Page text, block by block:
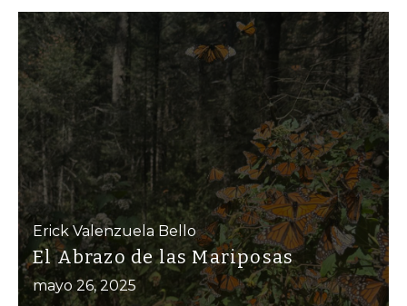
Erick Valenzuela Bello
El Abrazo de las Mariposas
mayo 26, 2025